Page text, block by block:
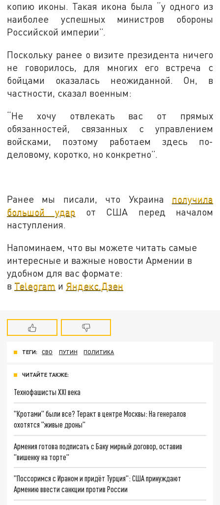
копию иконы. Такая икона была “у одного из
наиболее успешных министров обороны
Российской империи”.
Поскольку ранее о визите президента ничего
не говорилось, для многих его встреча с
бойцами оказалась неожиданной. Он, в
частности, сказал военным:
“Не хочу отвлекать вас от прямых
обязанностей, связанных с управлением
войсками, поэтому работаем здесь по-
деловому, коротко, но конкретно”.
Ранее мы писали, что Украина получила
большой удар от США перед началом
наступления.
Напоминаем, что вы можете читать самые
интересные и важные новости Армении в
удобном для вас формате:
в Telegram и Яндекс.Дзен
ТЕГИ: СВО ПУТИН ПОЛИТИКА
ЧИТАЙТЕ ТАКЖЕ:
Технофашисты XXI века
"Кротами" были все? Теракт в центре Москвы: На генералов
охотятся "живые дроны"
Армения готова подписать с Баку мирный договор, оставив
"вишенку на торте"
"Поссоримся с Ираном и придёт Турция": США принуждают
Армению ввести санкции против России